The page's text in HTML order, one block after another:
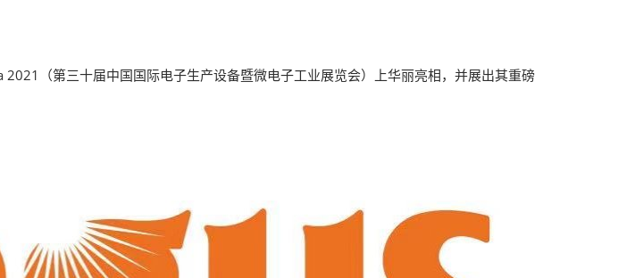
（第三十届中国国际电子生产设备暨微电子工业展览会）上华丽亮相，并展出其重磅